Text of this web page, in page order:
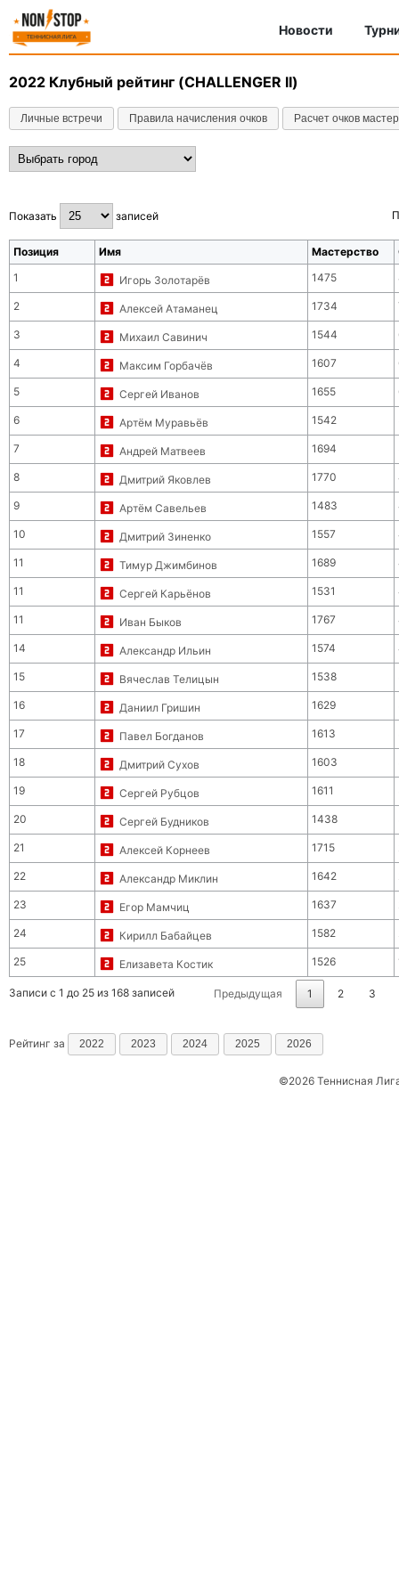
Новости
2022 Клубный рейтинг (CHALLENGER II)
Личные встречи Правила начисления очков Расчет очков
Показать записей
Позиция Имя Мастерство
1
Игорь Золотарёв 1475
2 Алексей Атаманец 1734
3 Михаил Савинич 1544
4 Максим Горбачёв 1607
5 Сергей Иванов 1655
6 Артём Муравьёв 1542
7 Андрей Матвеев 1694
8 Дмитрий Яковлев 1770
9 Артём Савельев 1483
10 Дмитрий Зиненко 1557
11 Тимур Джимбинов 1689
11 Сергей Карьёнов 1531
11 Иван Быков 1767
14 Александр Ильин 1574
15 Вячеслав Телицын 1538
16 Даниил Гришин 1629
17 Павел Богданов 1613
18 Дмитрий Сухов 1603
19 Сергей Рубцов 1611
20 Сергей Будников 1438
21 Алексей Корнеев 1715
22 Александр Миклин 1642
23 Егор Мамчиц 1637
24 Кирилл Бабайцев 1582
25 Елизавета Костик 1526
Записи с 1 до 25 из 168 записей Предыдущая 1 2 3
Рейтинг за 2022 2023 2024 2025 2026
©2026 Теннисная